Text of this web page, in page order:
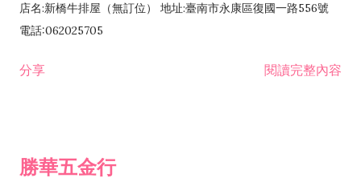
店名:新橋牛排屋（無訂位） 地址:臺南市永康區復國一路556號
電話:062025705
分享 閱讀完整內容
勝華五金行